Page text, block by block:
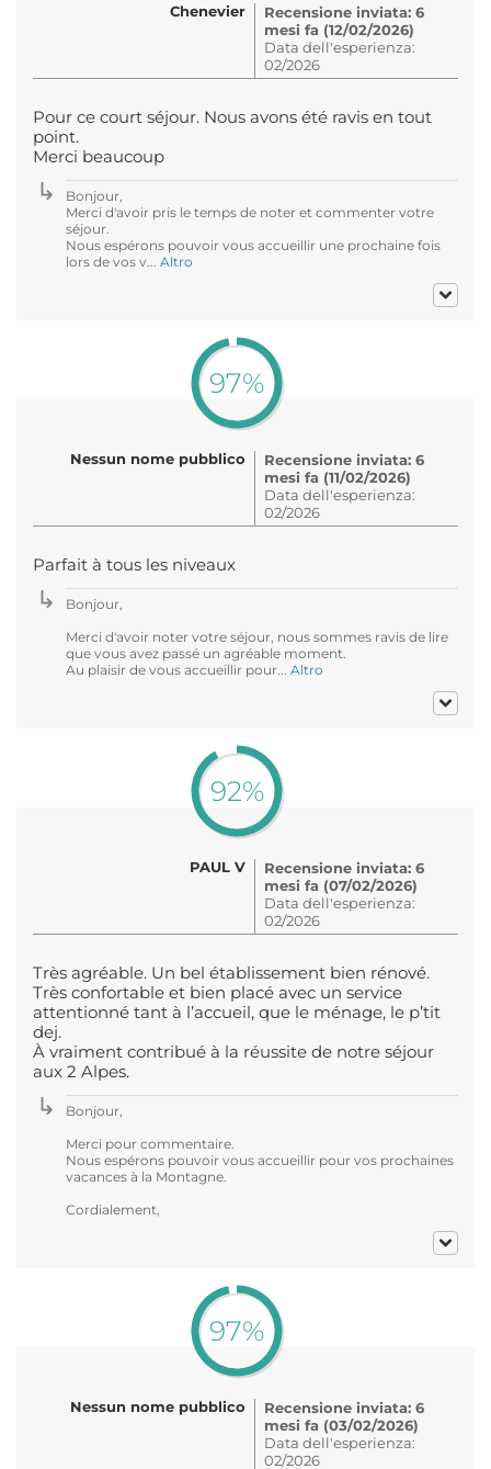
Chenevier
Recensione inviata: 6
mesi fa (12/02/2026)
Data dell'esperienza:
02/2026
Pour ce court séjour. Nous avons été ravis en tout
point.
Merci beaucoup
Bonjour,
Merci d'avoir pris le temps de noter et commenter votre
séjour.
Nous espérons pouvoir vous accueillir une prochaine fois
lors de vos v... Altro
97%
Nessun nome pubblico
Recensione inviata: 6
mesi fa (11/02/2026)
Data dell'esperienza:
02/2026
Parfait à tous les niveaux
Bonjour,
Merci d'avoir noter votre séjour, nous sommes ravis de lire
que vous avez passé un agréable moment.
Au plaisir de vous accueillir pour... Altro
92%
PAUL V
Recensione inviata: 6
mesi fa (07/02/2026)
Data dell'esperienza:
02/2026
Très agréable. Un bel établissement bien rénové.
Très confortable et bien placé avec un service
attentionné tant à l’accueil, que le ménage, le p’tit
dej.
À vraiment contribué à la réussite de notre séjour
aux 2 Alpes.
Bonjour,
Merci pour commentaire.
Nous espérons pouvoir vous accueillir pour vos prochaines
vacances à la Montagne.
Cordialement,
97%
Nessun nome pubblico
Recensione inviata: 6
mesi fa (03/02/2026)
Data dell'esperienza:
02/2026